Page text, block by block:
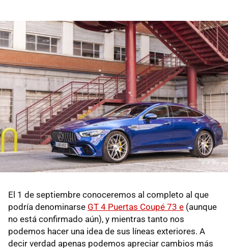
El 1 de septiembre conoceremos al completo al que
podría denominarse GT 4 Puertas Coupé 73 e (aunque
no está confirmado aún), y mientras tanto nos
podemos hacer una idea de sus líneas exteriores. A
decir verdad apenas podemos apreciar cambios más